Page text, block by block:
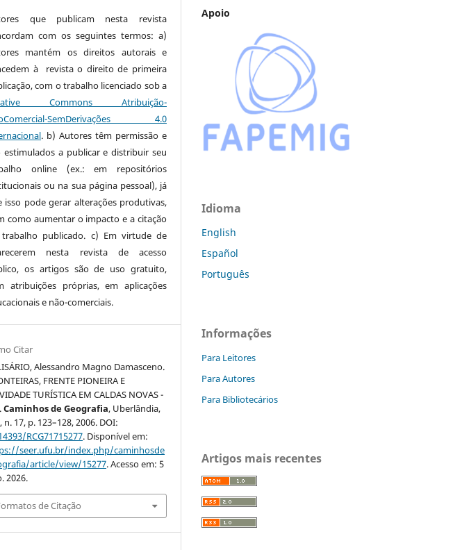
que publicam nesta revista
com os seguintes termos: a)
mantém os direitos autorais e
à revista o direito de primeira
com o trabalho licenciado sob a
Commons Atribuição-
SemDerivações 4.0
. b) Autores têm permissão e
estimulados a publicar e distribuir seu
online (ex.: em repositórios
ou na sua página pessoal), já
isso pode gerar alterações produtivas,
como aumentar o impacto e a citação
publicado. c) Em virtude de
nesta revista de acesso
os artigos são de uso gratuito,
atribuições próprias, em aplicações
e não-comerciais.
Citar
Alessandro Magno Damasceno.
FRENTE PIONEIRA E
TURÍSTICA EM CALDAS NOVAS -
Caminhos de Geografia, Uberlândia,
n. 17, p. 123–128, 2006. DOI:
RCG71715277. Disponível em:
seer.ufu.br/index.php/caminhosde
article/view/15277. Acesso em: 5
2026.
de Citação
Apoio
Idioma
English
Español
Português
Informações
Para Leitores
Para Autores
Para Bibliotecários
Artigos mais recentes